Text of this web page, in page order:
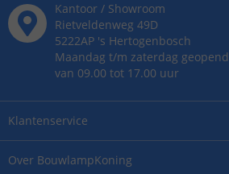
Over BouwlampKoning
Klantenservice
Kantoor / Showroom
Rietveldenweg 49D
5222AP 's Hertogenbosch
Maandag t/m zaterdag geopend
van 09.00 tot 17.00 uur